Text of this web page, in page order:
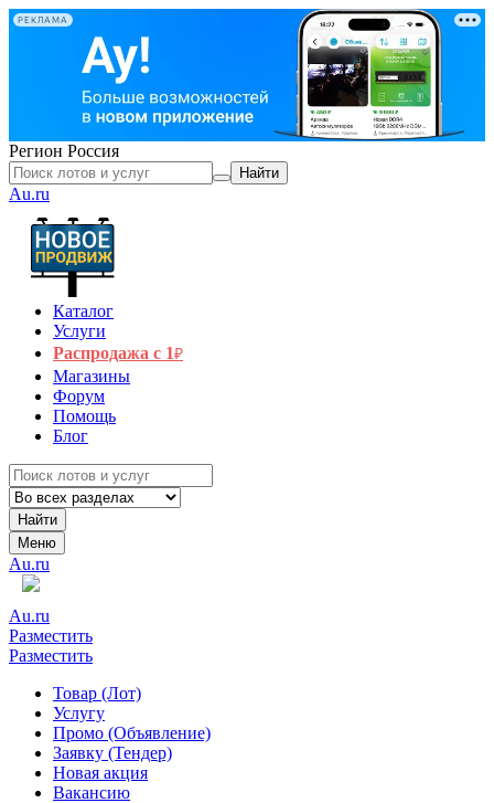
РЕКЛАМА
Регион Россия
Найти
Au.ru
Каталог
Услуги
Распродажа с 1₽
Магазины
Форум
Помощь
Блог
Найти
Меню
Au.ru
Au.ru
Разместить
Разместить
Товар (Лот)
Услугу
Промо (Объявление)
Заявку (Тендер)
Новая акция
Вакансию